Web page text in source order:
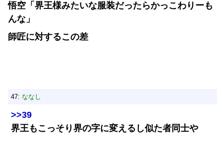
悟空「界王様みたいな服装だったらかっこわりーも
んな」
師匠に対するこの差
47: ななし
>>39
界王もこっそり界の字に変えるし似た者同士や